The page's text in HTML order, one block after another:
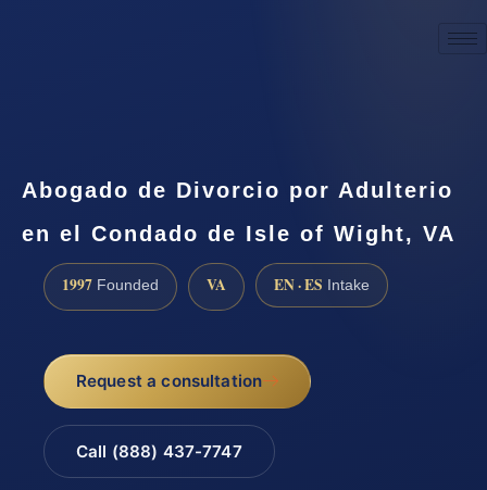
Abogado de Divorcio por Adulterio
en el Condado de Isle of Wight, VA
1997 Founded VA EN · ES Intake
Request a consultation
Call (888) 437-7747